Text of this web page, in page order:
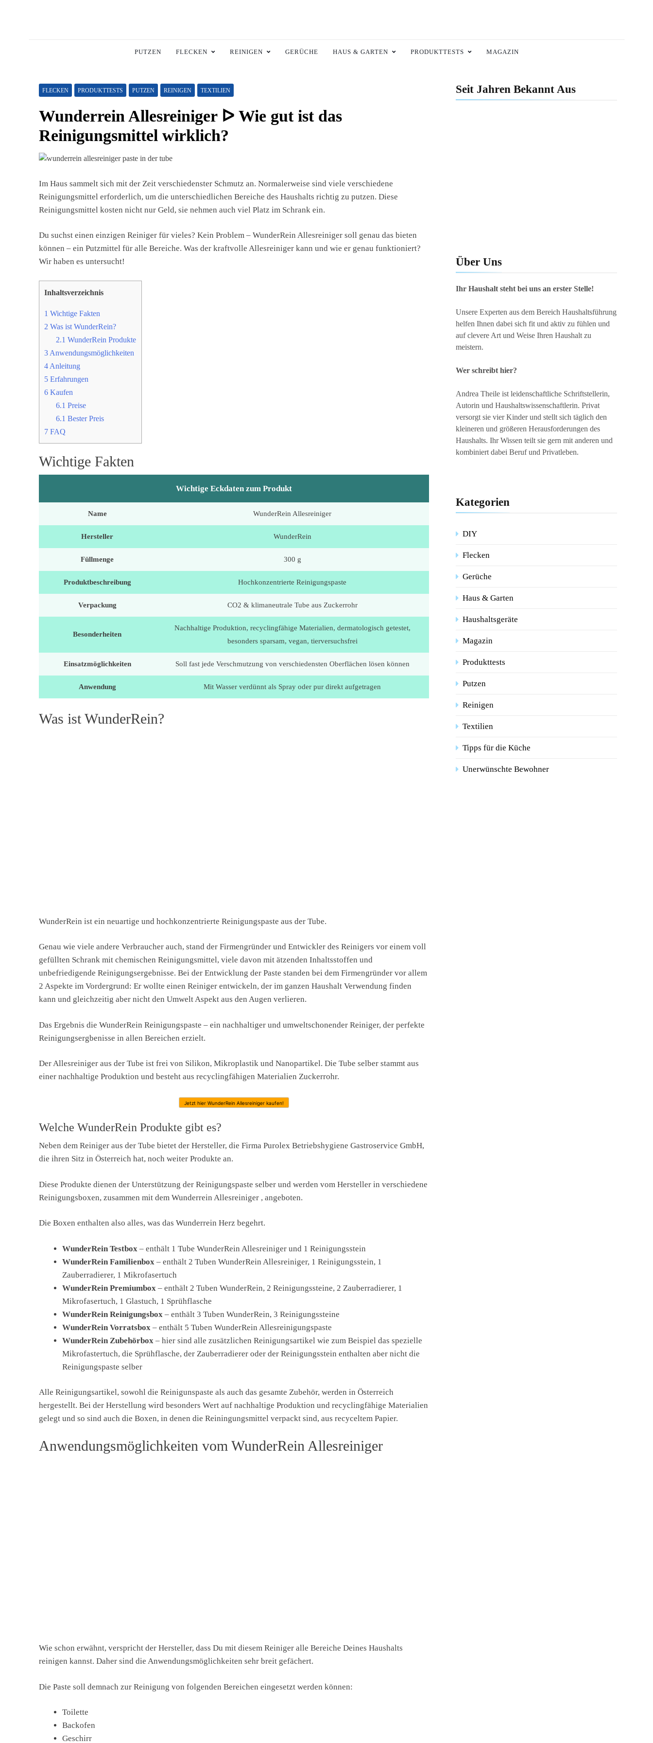
Haushaltswiki.de
Die Besten Tipps Für Zuhause.
PUTZEN FLECKEN REINIGEN GERÜCHE HAUS & GARTEN PRODUKTTESTS MAGAZIN
FLECKEN PRODUKTTESTS PUTZEN REINIGEN TEXTILIEN
Wunderrein Allesreiniger ᐅ Wie gut ist das
Reinigungsmittel wirklich?
Im Haus sammelt sich mit der Zeit verschiedenster Schmutz an. Normalerweise sind viele verschiedene
Reinigungsmittel erforderlich, um die unterschiedlichen Bereiche des Haushalts richtig zu putzen. Diese
Reinigungsmittel kosten nicht nur Geld, sie nehmen auch viel Platz im Schrank ein.
Du suchst einen einzigen Reiniger für vieles? Kein Problem – WunderRein Allesreiniger soll genau das bieten
können – ein Putzmittel für alle Bereiche. Was der kraftvolle Allesreiniger kann und wie er genau funktioniert?
Wir haben es untersucht!
Inhaltsverzeichnis
1 Wichtige Fakten
2 Was ist WunderRein?
2.1 WunderRein Produkte
3 Anwendungsmöglichkeiten
4 Anleitung
5 Erfahrungen
6 Kaufen
6.1 Preise
6.1 Bester Preis
7 FAQ
Wichtige Fakten
Wichtige Eckdaten zum Produkt
Name WunderRein Allesreiniger
Hersteller WunderRein
Füllmenge 300 g
Produktbeschreibung Hochkonzentrierte Reinigungspaste
Verpackung CO2 & klimaneutrale Tube aus Zuckerrohr
Besonderheiten
Nachhaltige Produktion, recyclingfähige Materialien, dermatologisch getestet,
besonders sparsam, vegan, tierversuchsfrei
Einsatzmöglichkeiten Soll fast jede Verschmutzung von verschiedensten Oberflächen lösen können
Anwendung Mit Wasser verdünnt als Spray oder pur direkt aufgetragen
Was ist WunderRein?
WunderRein ist ein neuartige und hochkonzentrierte Reinigungspaste aus der Tube.
Genau wie viele andere Verbraucher auch, stand der Firmengründer und Entwickler des Reinigers vor einem voll
gefüllten Schrank mit chemischen Reinigungsmittel, viele davon mit ätzenden Inhaltsstoffen und
unbefriedigende Reinigungsergebnisse. Bei der Entwicklung der Paste standen bei dem Firmengründer vor allem
2 Aspekte im Vordergrund: Er wollte einen Reiniger entwickeln, der im ganzen Haushalt Verwendung finden
kann und gleichzeitig aber nicht den Umwelt Aspekt aus den Augen verlieren.
Das Ergebnis die WunderRein Reinigungspaste – ein nachhaltiger und umweltschonender Reiniger, der perfekte
Reinigungsergbenisse in allen Bereichen erzielt.
Der Allesreiniger aus der Tube ist frei von Silikon, Mikroplastik und Nanopartikel. Die Tube selber stammt aus
einer nachhaltige Produktion und besteht aus recyclingfähigen Materialien Zuckerrohr.
Jetzt hier WunderRein Allesreiniger kaufen!
Welche WunderRein Produkte gibt es?
Neben dem Reiniger aus der Tube bietet der Hersteller, die Firma Purolex Betriebshygiene Gastroservice GmbH,
die ihren Sitz in Österreich hat, noch weiter Produkte an.
Diese Produkte dienen der Unterstützung der Reinigungspaste selber und werden vom Hersteller in verschiedene
Reinigungsboxen, zusammen mit dem Wunderrein Allesreiniger , angeboten.
Die Boxen enthalten also alles, was das Wunderrein Herz begehrt.
WunderRein Testbox – enthält 1 Tube WunderRein Allesreiniger und 1 Reinigungsstein
WunderRein Familienbox – enthält 2 Tuben WunderRein Allesreiniger, 1 Reinigungsstein, 1
Zauberradierer, 1 Mikrofasertuch
WunderRein Premiumbox – enthält 2 Tuben WunderRein, 2 Reinigungssteine, 2 Zauberradierer, 1
Mikrofasertuch, 1 Glastuch, 1 Sprühflasche
WunderRein Reinigungsbox – enthält 3 Tuben WunderRein, 3 Reinigungssteine
WunderRein Vorratsbox – enthält 5 Tuben WunderRein Allesreinigungspaste
WunderRein Zubehörbox – hier sind alle zusätzlichen Reinigungsartikel wie zum Beispiel das spezielle
Mikrofastertuch, die Sprühflasche, der Zauberradierer oder der Reinigungsstein enthalten aber nicht die
Reinigungspaste selber
Alle Reinigungsartikel, sowohl die Reinigunspaste als auch das gesamte Zubehör, werden in Österreich
hergestellt. Bei der Herstellung wird besonders Wert auf nachhaltige Produktion und recyclingfähige Materialien
gelegt und so sind auch die Boxen, in denen die Reiningungsmittel verpackt sind, aus recyceltem Papier.
Anwendungsmöglichkeiten vom WunderRein Allesreiniger
Wie schon erwähnt, verspricht der Hersteller, dass Du mit diesem Reiniger alle Bereiche Deines Haushalts
reinigen kannst. Daher sind die Anwendungsmöglichkeiten sehr breit gefächert.
Die Paste soll demnach zur Reinigung von folgenden Bereichen eingesetzt werden können:
Toilette
Backofen
Geschirr
Seit Jahren Bekannt Aus
Über Uns
Ihr Haushalt steht bei uns an erster Stelle!
Unsere Experten aus dem Bereich Haushaltsführung
helfen Ihnen dabei sich fit und aktiv zu fühlen und
auf clevere Art und Weise Ihren Haushalt zu
meistern.
Wer schreibt hier?
Andrea Theile ist leidenschaftliche Schriftstellerin,
Autorin und Haushaltswissenschaftlerin. Privat
versorgt sie vier Kinder und stellt sich täglich den
kleineren und größeren Herausforderungen des
Haushalts. Ihr Wissen teilt sie gern mit anderen und
kombiniert dabei Beruf und Privatleben.
Kategorien
DIY
Flecken
Gerüche
Haus & Garten
Haushaltsgeräte
Magazin
Produkttests
Putzen
Reinigen
Textilien
Tipps für die Küche
Unerwünschte Bewohner